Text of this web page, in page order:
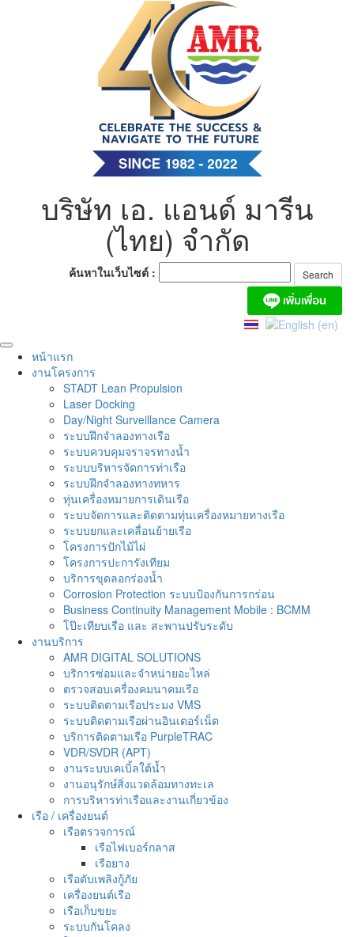
บริษัท เอ. แอนด์ มารีน
(ไทย) จำกัด
ค้นหาในเว็บไซต์ :
หน้าแรก
งานโครงการ
STADT Lean Propulsion
Laser Docking
Day/Night Surveillance Camera
ระบบฝึกจำลองทางเรือ
ระบบควบคุมจราจรทางน้ำ
ระบบบริหารจัดการท่าเรือ
ระบบฝึกจำลองทางทหาร
ทุ่นเครื่องหมายการเดินเรือ
ระบบจัดการและติดตามทุ่นเครื่องหมายทางเรือ
ระบบยกและเคลื่อนย้ายเรือ
โครงการปักไม้ไผ่
โครงการปะการังเทียม
บริการขุดลอกร่องน้ำ
Corrosion Protection ระบบป้องกันการกร่อน
Business Continuity Management Mobile : BCMM
โป๊ะเทียบเรือ และ สะพานปรับระดับ
งานบริการ
AMR DIGITAL SOLUTIONS
บริการซ่อมและจำหน่ายอะไหล่
ตรวจสอบเครื่องคมนาคมเรือ
ระบบติดตามเรือประมง VMS
ระบบติดตามเรือผ่านอินเตอร์เน็ต
บริการติดตามเรือ PurpleTRAC
VDR/SVDR (APT)
งานระบบเคเบิ้ลใต้น้ำ
งานอนุรักษ์สิ่งแวดล้อมทางทะเล
การบริหารท่าเรือและงานเกี่ยวข้อง
เรือ / เครื่องยนต์
เรือตรวจการณ์
เรือไฟเบอร์กลาส
เรือยาง
เรือดับเพลิงกู้ภัย
เครื่องยนต์เรือ
เรือเก็บขยะ
ระบบกันโคลง